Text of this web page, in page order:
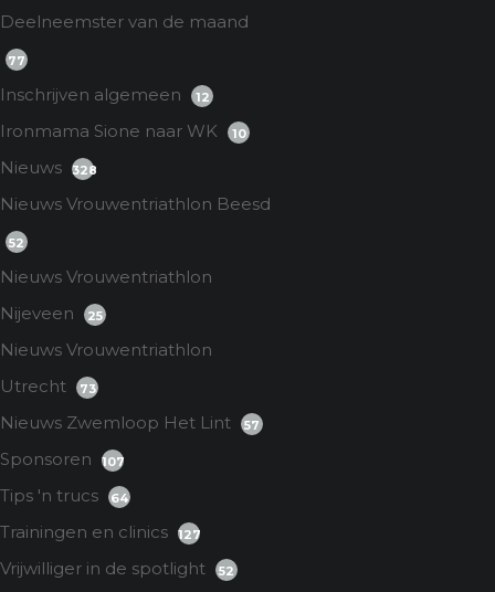
Deelneemster van de maand
77
Inschrijven algemeen 12
Ironmama Sione naar WK 10
Nieuws 328
Nieuws Vrouwentriathlon Beesd
52
Nieuws Vrouwentriathlon
Nijeveen
25
Nieuws Vrouwentriathlon
Utrecht
73
Nieuws Zwemloop Het Lint 57
Sponsoren 107
Tips 'n trucs 64
Trainingen en clinics 127
Vrijwilliger in de spotlight 52